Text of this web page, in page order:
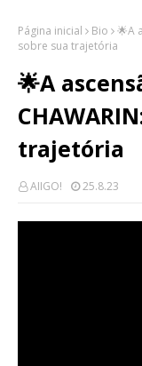
Página inicial Bio
🌟A
sobre sua trajetória
🌟A
trajetória
AIIGO! 25.8.23